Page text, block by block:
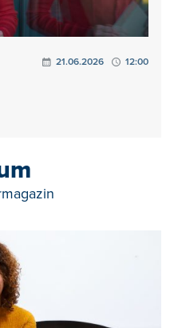
21.06.2026 12:00